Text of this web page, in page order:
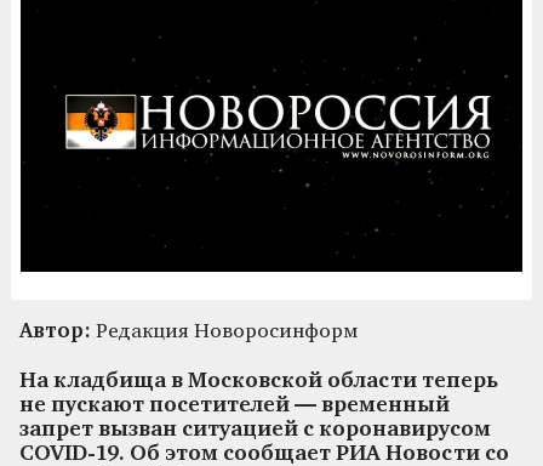
Автор: Редакция Новоросинформ
На кладбища в Московской области теперь
не пускают посетителей — временный
запрет вызван ситуацией с коронавирусом
COVID-19. Об этом сообщает РИА Новости со